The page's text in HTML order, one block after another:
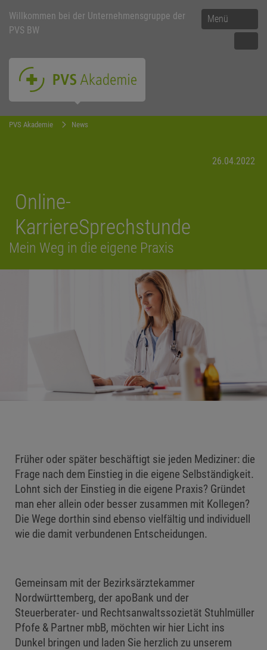
Menü
Willkommen bei der Unternehmensgruppe der
PVS BW
PVS Akademie News
26.04.2022
Online-
KarriereSprechstunde
Mein Weg in die eigene Praxis
Früher oder später beschäftigt sie jeden Mediziner: die
Frage nach dem Einstieg in die eigene Selbständigkeit.
Lohnt sich der Einstieg in die eigene Praxis? Gründet
man eher allein oder besser zusammen mit Kollegen?
Die Wege dorthin sind ebenso vielfältig und individuell
wie die damit verbundenen Entscheidungen.
Gemeinsam mit der Bezirksärztekammer
Nordwürttemberg, der apoBank und der
Steuerberater- und Rechtsanwaltssozietät Stuhlmüller
Pfofe & Partner mbB, möchten wir hier Licht ins
Dunkel bringen und laden Sie herzlich zu unserem